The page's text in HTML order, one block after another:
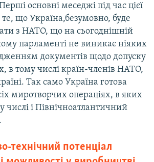
основні меседжі під час цієї
те, що Україна,безумовно, буде
з НАТО, що на сьогоднішній
парламенті не виникає ніяких
документів щодо допуску
в тому числі країн-членів НАТО,
Так само Україна готова
миротворчих операціях, в яких
числі і Північноатлантичний
технічний потенціал